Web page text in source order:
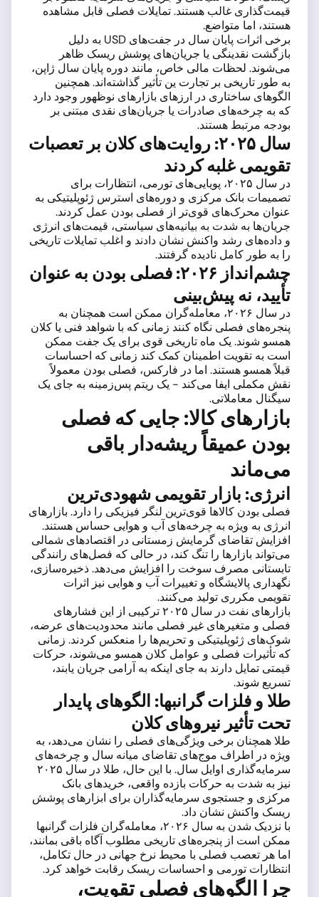
قیمت‌گذاری غالب هستند. تمایلات فصلی قابل مشاهده
هستند، اما متواضع.
برخی اثرات پایان سال در جفت‌های USD به دلیل
بازگشت نقدینگی یا جریان‌های پوشش ریسک ظاهر
می‌شوند. لحظات مالی خاص، مانند دوره پایان سال ژاپن،
به طور تاریخی بر تجارت ین تأثیر گذاشته‌اند. همچنین
الگوهای ساختاری در ارزهای بازارهای نوظهور وجود دارد
که به چرخه‌های صادرات یا جریان‌های نقدی مبتنی بر
بودجه مرتبط هستند.
سال ۲۰۲۵: روایت‌های کلان بر تعصبات
تقویمی غلبه کردند
در سال ۲۰۲۵، پویایی‌های تورمی، انتظارات برای
تصمیمات بانک مرکزی و دوره‌های استرس ژئوپلیتیکی به
عنوان محرک‌های قوی‌تر از فصلی بودن عمل کردند.
جریان‌ها به شدت به بیانیه‌های سیاستی، قیمت‌های انرژی
و داده‌های رشد واکنش نشان دادند و اغلب تمایلات تاریخی
را به طور کامل نادیده گرفتند.
چشم‌انداز ۲۰۲۶: فصلی بودن به عنوان
تأیید، نه پیش‌بینی
در سال ۲۰۲۶، معامله‌گران ممکن است همچنان به
پنجره‌های فصلی نگاه کنند زمانی که با شواهد فنی یا کلان
همسو شوند. یک ماه تاریخی قوی برای یک جفت ممکن
است به تقویت اطمینان کمک کند زمانی که احساسات
قبلاً همسو هستند. اما در فارکس، فصلی بودن معمولاً
نقش مکملی ایفا می‌کند - یک ریتم پس‌زمینه به جای یک
سیگنال معاملاتی.
بازارهای کالا: جایی که فصلی
بودن عمیقاً ریشه‌دار باقی
می‌ماند
انرژی: بازار تقویمی شهودی‌ترین
فصلی بودن کالاها قوی‌ترین لنگر فیزیکی را دارد. بازارهای
انرژی به ویژه به چرخه‌های آب و هوایی حساس هستند.
افزایش تقاضای گرمایش زمستانی در اقتصادهای شمالی
می‌تواند بازارها را تنگ کند، در حالی که فصل‌های رانندگی
تابستانی مصرف سوخت را افزایش می‌دهد. ذخیره‌سازی،
نگهداری پالایشگاه و تغییرات آب و هوایی نیز اثرات
تقویمی مکرری تولید می‌کنند.
بازارهای نفت در سال ۲۰۲۵ ترکیبی از این فشارهای
فصلی و متغیرهای غیر فصلی مانند محدودیت‌های عرضه،
شوک‌های ژئوپلیتیکی و تحریم‌ها را منعکس کردند. زمانی
که تأثیرات فصلی و عوامل کلان همسو می‌شوند، حرکات
قیمتی تمایل دارند به جای اینکه به آرامی جریان یابند،
تسریع شوند.
طلا و فلزات گرانبها: الگوهای پایدار
تحت تأثیر نیروهای کلان
طلا همچنان برخی ویژگی‌های فصلی را نشان می‌دهد، به
ویژه در اطراف موج‌های تقاضای میانه سال و چرخه‌های
سرمایه‌گذاری اوایل سال. با این حال، طلا در سال ۲۰۲۵
نیز به شدت به حرکات بازده واقعی، خریدهای بانک
مرکزی و جستجوی سرمایه‌گذاران برای ابزارهای پوشش
ریسک واکنش نشان داد.
با نزدیک شدن به سال ۲۰۲۶، معامله‌گران فلزات گرانبها
ممکن است از پنجره‌های تاریخی مطلوب آگاه باقی بمانند،
اما هر تعصب فصلی با محیط نرخ جهانی در حال تکامل،
انتظارات تورمی و احساسات ریسک رقابت خواهد کرد.
چرا الگوهای فصلی تقویت،